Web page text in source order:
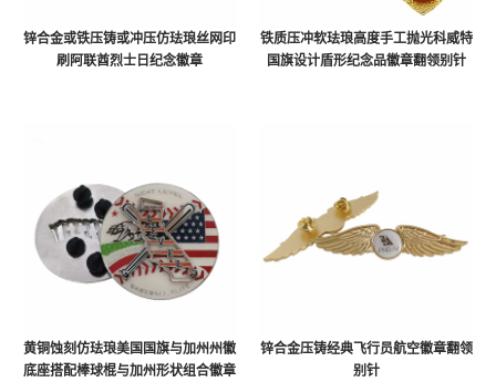
锌合金或铁压铸或冲压仿珐琅丝网印
刷阿联酋烈士日纪念徽章
铁质压冲软珐琅高度手工抛光科威特
国旗设计盾形纪念品徽章翻领别针
黄铜蚀刻仿珐琅美国国旗与加州州徽
底座搭配棒球棍与加州形状组合徽章
锌合金压铸经典飞行员航空徽章翻领
别针